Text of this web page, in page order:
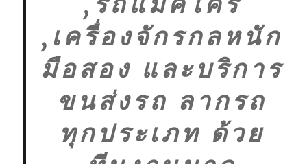
,เครื่องจักรกลหนัก
มือสอง และบริการ
ขนส่งรถ ลากรถ
ทุกประเภท ด้วย